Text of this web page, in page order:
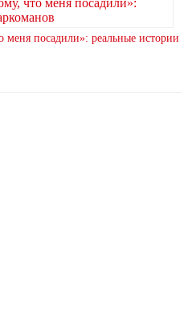
меня посадили»: реальные истории
в Тульской области на сайте